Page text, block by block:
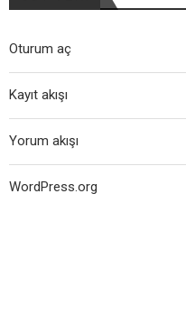
Oturum aç
Kayıt akışı
Yorum akışı
WordPress.org